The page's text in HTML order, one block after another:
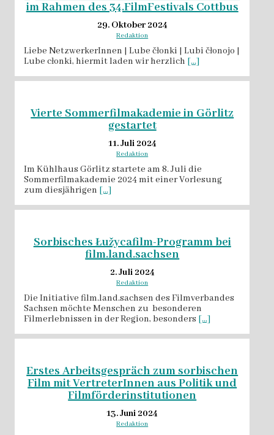
im Rahmen des 34.FilmFestivals Cottbus
29. Oktober 2024
Redaktion
Liebe NetzwerkerInnen | Lube čłonki | Lubi čłonojo |
Lube cłonki, hiermit laden wir herzlich [...]
Vierte Sommerfilmakademie in Görlitz
gestartet
11. Juli 2024
Redaktion
Im Kühlhaus Görlitz startete am 8. Juli die
Sommerfilmakademie 2024 mit einer Vorlesung
zum diesjährigen [...]
Sorbisches Łužycafilm-Programm bei
film.land.sachsen
2. Juli 2024
Redaktion
Die Initiative film.land.sachsen des Filmverbandes
Sachsen möchte Menschen zu besonderen
Filmerlebnissen in der Region, besonders [...]
Erstes Arbeitsgespräch zum sorbischen
Film mit VertreterInnen aus Politik und
Filmförderinstitutionen
13. Juni 2024
Redaktion